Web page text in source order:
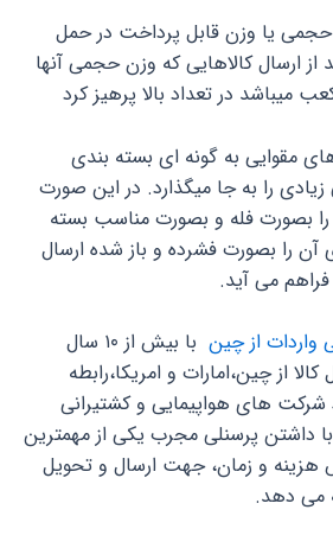
حجمی یا وزن قابل پرداخت در حمل
از ارسال کالاهایی که وزن حجمی آنها
مقوایی به گونه ای بسته بندی
را به جا میگذارد. در این صورت
را بصورت فله و بصورت مناسب بسته
آن را بصورت فشرده و باز شده ارسال
می آید.
واردات از چین
با بیش از ۱۰ سال
از چین،امارات و امریکا،رابطه
های هواپیمایی و کشتیرانی
داشتن پرسنلی مجرب یکی از مهمترین
هزینه و زمان، جهت ارسال و تحویل
می دهد.